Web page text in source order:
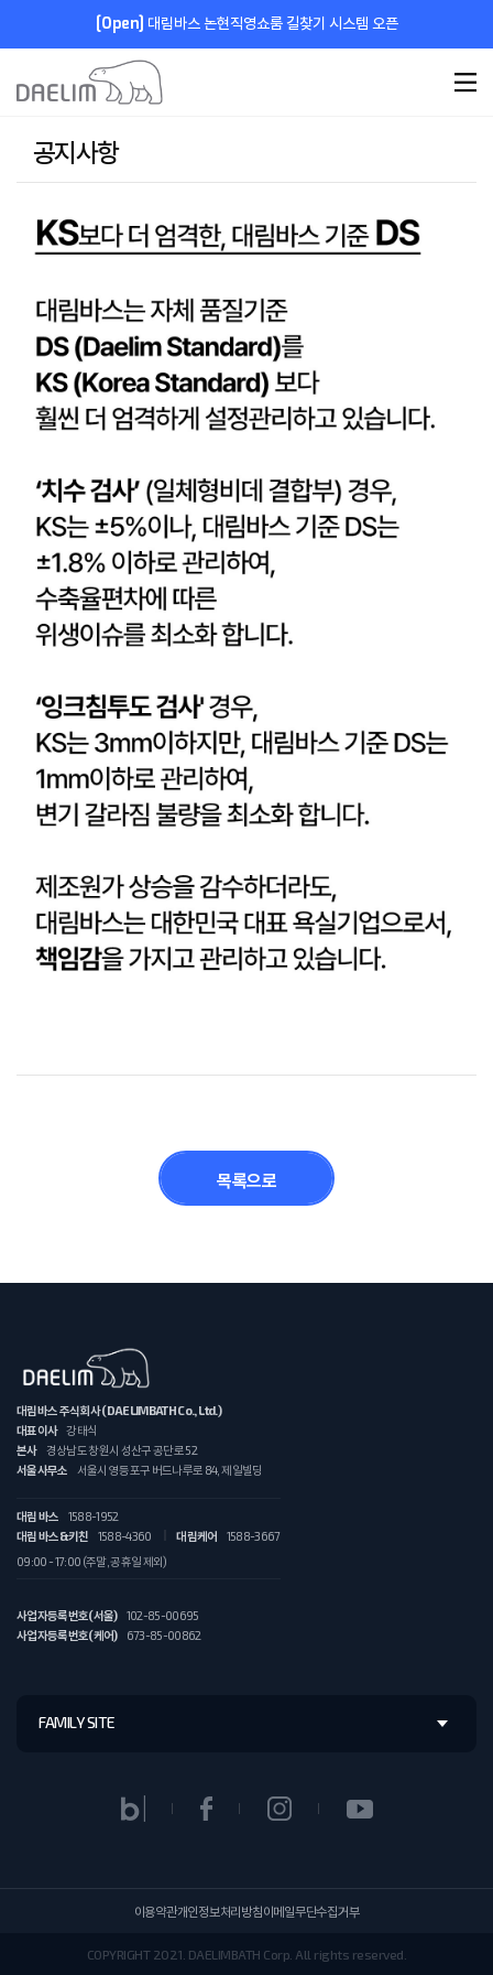
[Open] 대림바스 논현직영쇼룸 길찾기 시스템 오픈
공지사항
목록으로
대림바스 주식회사 (DAELIMBATH Co., Ltd.)
대표이사
강태식
본사
경상남도 창원시 성산구 공단로 52
서울사무소
서울시 영등포구 버드나루로 84, 제일빌딩
대림 바스
1588-1952
대림 바스&키친
1588-4360 대림케어
1588-3667
09:00 - 17:00 (주말, 공휴일 제외)
사업자등록번호(서울)
102-85-00695
사업자등록번호(케어)
673-85-00862
FAMILY SITE
이용약관개인정보처리방침이메일무단수집거부
COPYRIGHT 2021. DAELIMBATH Corp. All rights reserved.